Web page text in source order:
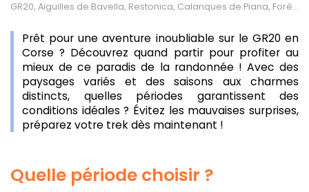
GR20, Aiguilles de Bavella, Restonica, Calanques de Piana, Forêt de Vizzavona, Lac de Nino, Monte Cinto
Prêt pour une aventure inoubliable sur le GR20 en
Corse ? Découvrez quand partir pour profiter au
mieux de ce paradis de la randonnée ! Avec des
paysages variés et des saisons aux charmes
distincts, quelles périodes garantissent des
conditions idéales ? Évitez les mauvaises surprises,
préparez votre trek dès maintenant !
Quelle période choisir ?